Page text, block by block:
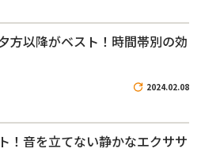
方以降がベスト！時間帯別の効
2024.02.08
！音を立てない静かなエクササ